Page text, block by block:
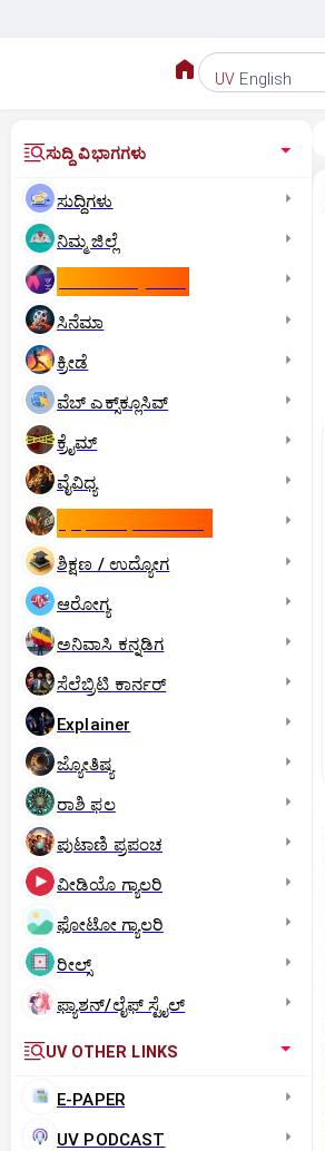
UV English
ಸುದ್ದಿ ವಿಭಾಗಗಳು
ಸುದ್ದಿಗಳು
ನಿಮ್ಮ ಜಿಲ್ಲೆ
ಸಿನೆಮಾ
ಕ್ರೀಡೆ
ವೆಬ್ ಎಕ್ಸ್‌ಕ್ಲೂಸಿವ್
ಕ್ರೈಮ್
ವೈವಿಧ್ಯ
ಶಿಕ್ಷಣ / ಉದ್ಯೋಗ
ಆರೋಗ್ಯ
ಅನಿವಾಸಿ ಕನ್ನಡಿಗ
ಸೆಲೆಬ್ರಿಟಿ ಕಾರ್ನರ್‌
Explainer
ಜ್ಯೋತಿಷ್ಯ
ರಾಶಿ ಫಲ
ಪುಟಾಣಿ ಪ್ರಪಂಚ
ವೀಡಿಯೊ ಗ್ಯಾಲರಿ
ಫೋಟೋ ಗ್ಯಾಲರಿ
ರೀಲ್ಸ್
ಫ್ಯಾಶನ್/ಲೈಫ್‌ ಸ್ಟೈಲ್
UV OTHER LINKS
E-PAPER
UV PODCAST